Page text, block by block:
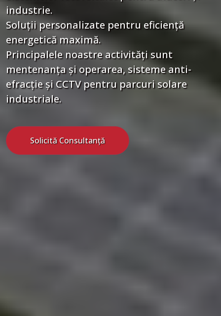
industrie.
Soluții personalizate pentru eficiență
energetică maximă.
Principalele noastre activități sunt
mentenanța și operarea, sisteme anti-
efracție și CCTV pentru parcuri solare
industriale.
Solicită Consultanță